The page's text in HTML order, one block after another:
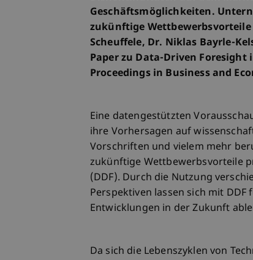
Geschäftsmöglichkeiten.
zukünftige
Scheuffele, Dr. Niklas Bayrle-
Paper zu Data-Driven
Proceedings in Business and
Eine datengestützten
ihre Vorhersagen auf
Vorschriften und vielem mehr
zukünftige Wettbewerbsvorteile
(DDF). Durch die Nutzung
Perspektiven lassen sich mit
Entwicklungen in der Zukunft
Da sich die Lebenszyklen von